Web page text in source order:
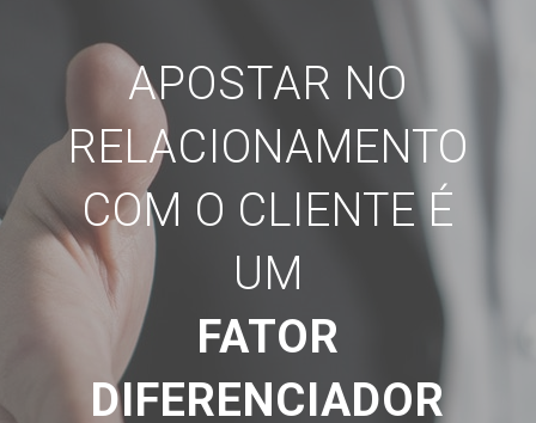
APOSTAR NO
RELACIONAMENTO
COM O CLIENTE É
UM
FATOR
DIFERENCIADOR